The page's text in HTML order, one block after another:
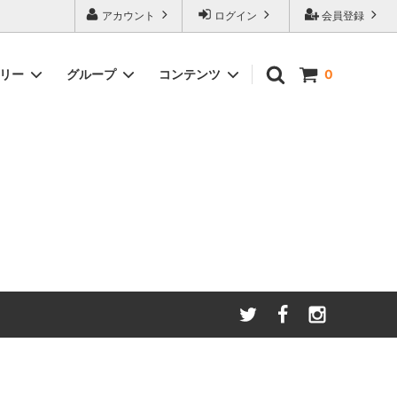
会員登録
ログイン
アカウント
0
ー グループ コンテンツ